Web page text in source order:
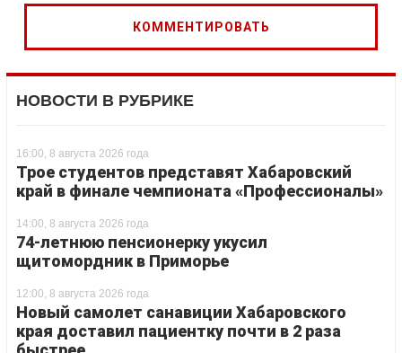
НОВОСТИ В РУБРИКЕ
16:00, 8 августа 2026 года
Трое студентов представят Хабаровский
край в финале чемпионата «Профессионалы»
14:00, 8 августа 2026 года
74-летнюю пенсионерку укусил
щитомордник в Приморье
12:00, 8 августа 2026 года
Новый самолет санавиции Хабаровского
края доставил пациентку почти в 2 раза